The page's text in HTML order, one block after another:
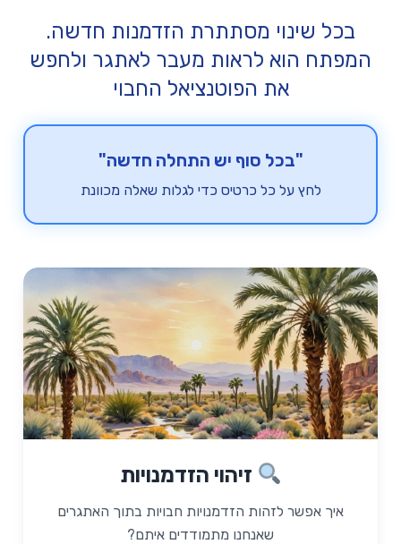
בכל שינוי מסתתרת הזדמנות חדשה.
המפתח הוא לראות מעבר לאתגר ולחפש
את הפוטנציאל החבוי
"בכל סוף יש התחלה חדשה"
לחץ על כל כרטיס כדי לגלות שאלה מכוונת
זיהוי הזדמנויות
איך אפשר לזהות הזדמנויות חבויות בתוך האתגרים
שאנחנו מתמודדים איתם?
שאלה מכוונת
"איזה כישורים חדשים או תובנות רכשתי
מהאתגר הנוכחי שלי? איך אוכל להשתמש
בהם כהזדמנות לצמיחה?"